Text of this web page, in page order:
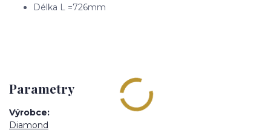
Délka L =726mm
Parametry
Výrobce
Diamond